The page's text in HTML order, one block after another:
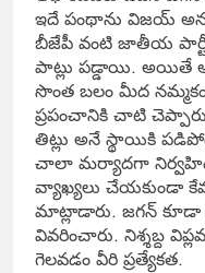
ఇదే పంథాను విజయ్
బీజేపీ వంటి జాతీయ
పాట్లు పడ్డాయి. అయితే
సొంత బలం మీద
ప్రపంచానికి చాటి
తిట్లు అనే స్థాయికి
చాలా మర్యాదగా
వ్యాఖ్యలు చేయకుండా
మాట్లాడారు. జగన్
వివరించారు. నిశ్శబ్ద
గెలవడం వీరి ప్రత్యేకత.